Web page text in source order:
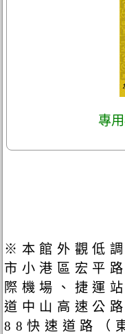
專
※本館外觀低
市小港區宏平
際機場、捷運
道中山高速公
88快速道路（